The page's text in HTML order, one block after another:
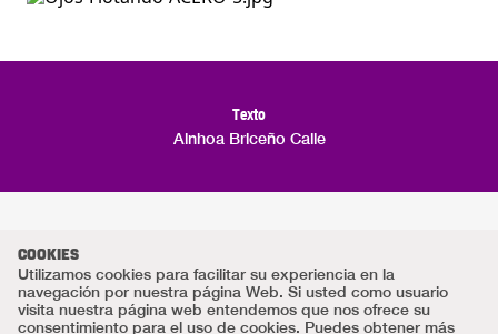
Texto
Ainhoa Briceño Calle
COOKIES
Utilizamos cookies para facilitar su experiencia en la
navegación por nuestra página Web. Si usted como usuario
visita nuestra página web entendemos que nos ofrece su
consentimiento para el uso de cookies. Puedes obtener más